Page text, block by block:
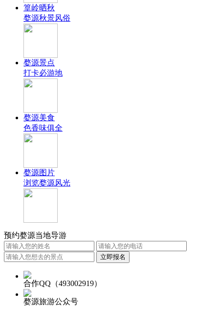
篁岭晒秋
婺源秋景风俗
婺源景点
打卡必游地
婺源美食
色香味俱全
婺源图片
浏览婺源风光
预约婺源当地导游
合作QQ（493002919）
婺源旅游公众号